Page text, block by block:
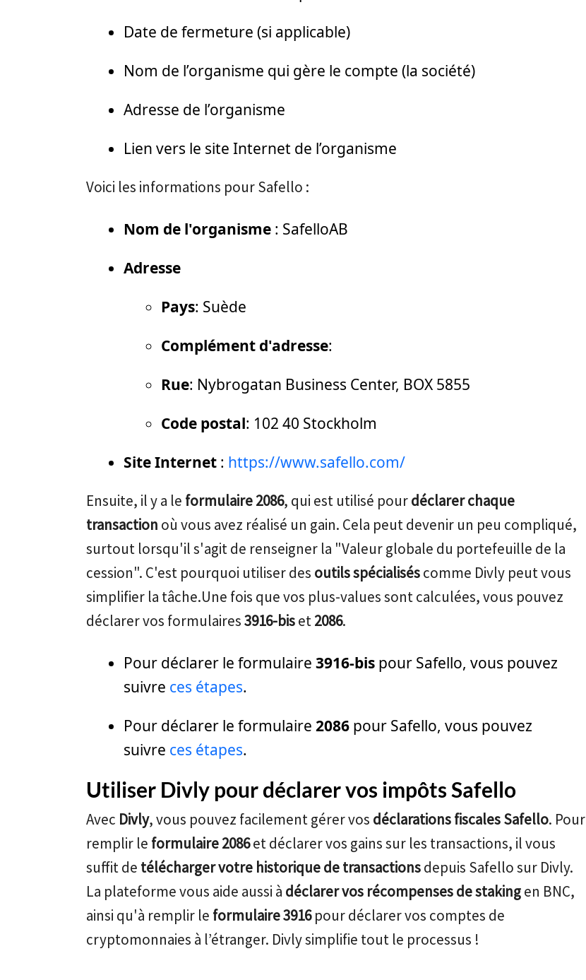
Date de fermeture (si applicable)
Nom de l’organisme qui gère le compte (la société)
Adresse de l’organisme
Lien vers le site Internet de l’organisme
Voici les informations pour Safello :
Nom de l'organisme : SafelloAB
Adresse
Pays: Suède
Complément d'adresse:
Rue: Nybrogatan Business Center, BOX 5855
Code postal: 102 40 Stockholm
Site Internet : https://www.safello.com/
Ensuite, il y a le formulaire 2086, qui est utilisé pourdéclarer chaque
transaction où vous avez réalisé un gain. Cela peut devenir un peu compliqué,
surtout lorsqu'il s'agit de renseigner la "Valeur globale du portefeuille de la
cession". C'est pourquoi utiliser des outils spécialiséscomme Divly peut vous
simplifier la tâche.Une fois que vos plus-values sont calculées, vous pouvez
déclarer vos formulaires3916-biset2086.
Pour déclarer le formulaire 3916-bis pour Safello, vous pouvez
suivre ces étapes.
Pour déclarer le formulaire 2086 pour Safello, vous pouvez
suivre ces étapes.
Utiliser Divly pour déclarer vos impôts Safello
Avec Divly, vous pouvez facilement gérer vos déclarations fiscales Safello. Pour
remplir le formulaire 2086et déclarer vos gains sur les transactions, il vous
suffit de télécharger votre historique de transactionsdepuis Safello sur Divly.
La plateforme vous aide aussi à déclarer vos récompenses de stakingen BNC,
ainsi qu'à remplir le formulaire 3916pour déclarer vos comptes de
cryptomonnaies à l’étranger. Divly simplifie tout le processus !